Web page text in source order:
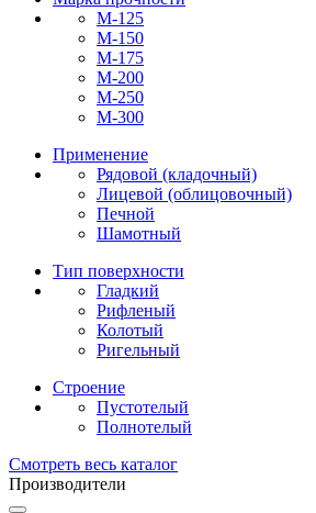
М-125
М-150
М-175
М-200
М-250
М-300
Применение
Рядовой (кладочный)
Лицевой (облицовочный)
Печной
Шамотный
Тип поверхности
Гладкий
Рифленый
Колотый
Ригельный
Строение
Пустотелый
Полнотелый
Смотреть весь каталог
Производители